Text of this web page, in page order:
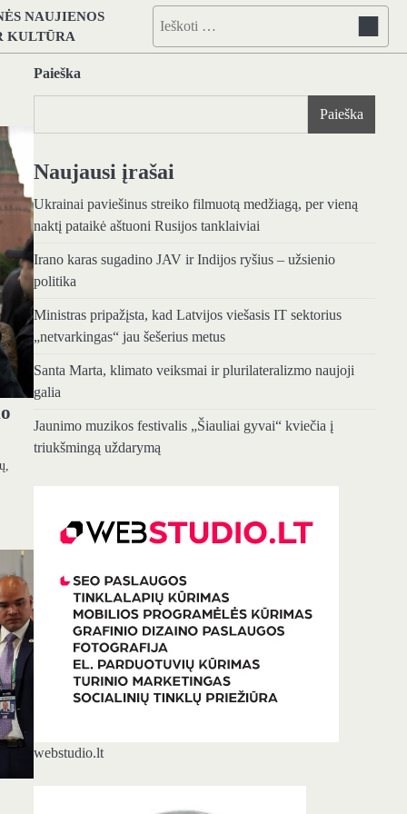
NAUJIENOS
KULTŪRA
Ieškoti:
Paieška
Paieška
Naujausi įrašai
Ukrainai paviešinus streiko filmuotą medžiagą, per vieną
naktį pataikė aštuoni Rusijos tanklaiviai
Irano karas sugadino JAV ir Indijos ryšius – užsienio
politika
Ministras pripažįsta, kad Latvijos viešasis IT sektorius
„netvarkingas“ jau šešerius metus
Santa Marta, klimato veiksmai ir plurilateralizmo naujoji
galia
Jaunimo muzikos festivalis „Šiauliai gyvai“ kviečia į
triukšmingą uždarymą
webstudio.lt